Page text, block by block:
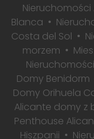
Nieruchomości
Blanca
Costa del Sol
morzem
Domy Benidorm
Domy Orihuela
Alicante domy z
Penthouse
Hiszpanii